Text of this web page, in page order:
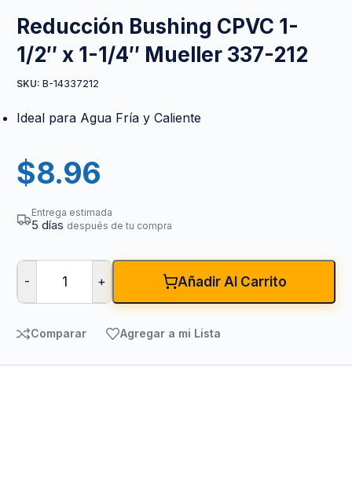
Reducción Bushing CPVC 1-
1/2″ x 1-1/4″ Mueller 337-212
SKU: B-14337212
Ideal para Agua Fría y Caliente
$8.96
Entrega estimada
5 días después de tu compra
- + Añadir Al Carrito
Comparar Agregar a mi Lista